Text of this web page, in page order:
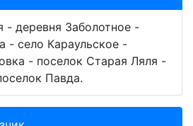
- деревня Заболотное -
- село Караульское -
- поселок Старая Ляля -
Павда.